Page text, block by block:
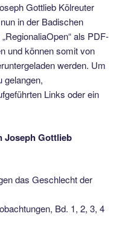
Gottlieb Kölreuter
in der Badischen
als PDF-
und können somit von
werden. Um
gelangen,
Links oder ein
Joseph Gottlieb
das Geschlecht der
Bd. 1, 2, 3, 4